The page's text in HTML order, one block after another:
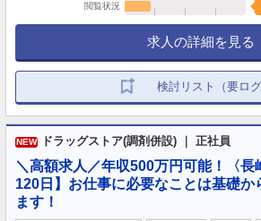
閲覧状況
求人の詳細を見る
検討リスト（要ログ
NEW ドラッグストア(調剤併設) ｜ 正社員
＼高額求人／年収500万円可能！〈長
120日】お仕事に必要なことは基礎か
ます！